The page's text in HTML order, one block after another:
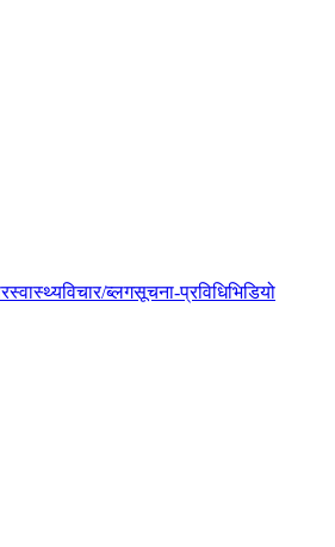
स्वास्थ्यविचार/ब्लगसूचना-प्रविधिभिडियो